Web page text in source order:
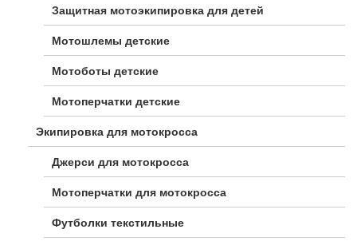
Защитная мотоэкипировка для детей
Мотошлемы детские
Мотоботы детские
Мотоперчатки детские
Экипировка для мотокросса
Джерси для мотокросса
Мотоперчатки для мотокросса
Футболки текстильные